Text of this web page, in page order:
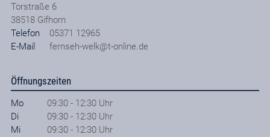
Torstraße 6
38518 Gifhorn
Telefon
05371 12965
E-Mail
fernseh-welk@t-online.de
Öffnungszeiten
Mo
09:30 - 12:30 Uhr
Di
09:30 - 12:30 Uhr
Mi
09:30 - 12:30 Uhr